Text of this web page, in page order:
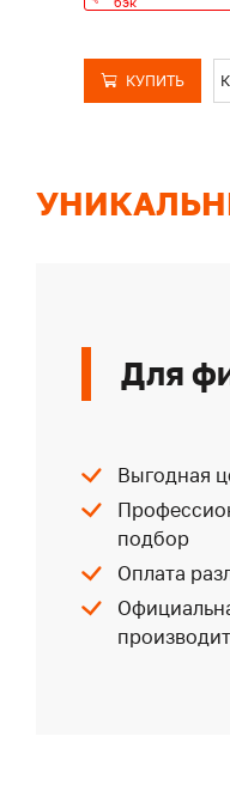
КУПИТЬ
Для
Выгодная
подбор
Оплата